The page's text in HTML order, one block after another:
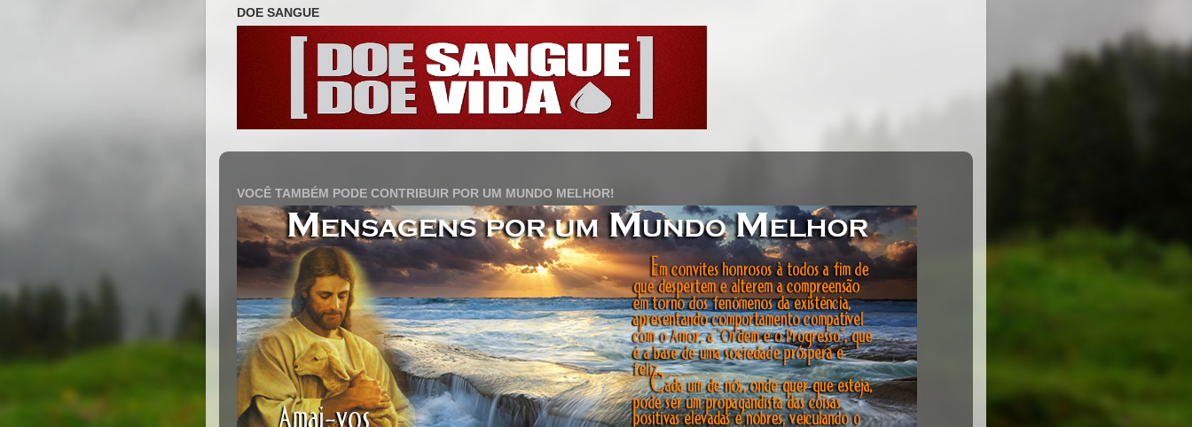
DOE SANGUE
VOCÊ TAMBÉM PODE CONTRIBUIR POR UM MUNDO MELHOR!